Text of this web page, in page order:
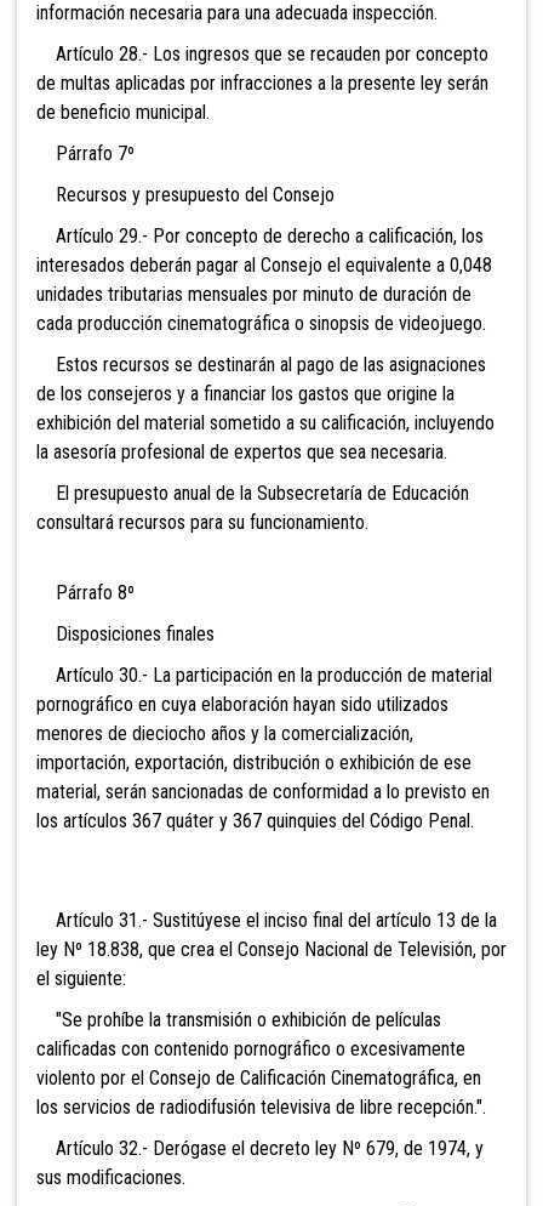
información necesaria para una adecuada inspección.
Artículo 28.- Los ingresos que se recauden por concepto
de multas aplicadas por infracciones a la presente ley serán
de beneficio municipal.
Párrafo 7º
Recursos y presupuesto del Consejo
Artículo 29.- Por concepto de derecho a calificación, los
interesados deberán pagar al Consejo el equivalente a 0,048
unidades tributarias mensuales por minuto de duración de
cada producción cinematográfica o sinopsis de videojuego.
Estos recursos se destinarán al pago de las asignaciones
de los consejeros y a financiar los gastos que origine la
exhibición del material sometido a su calificación, incluyendo
la asesoría profesional de expertos que sea necesaria.
El presupuesto anual de la Subsecretaría de Educación
consultará recursos para su funcionamiento.
Párrafo 8º
Disposiciones finales
Artículo 30.- La participación en la producción de material
pornográfico en cuya elaboración hayan sido utilizados
menores de dieciocho años y la comercialización,
importación, exportación, distribución o exhibición de ese
material, serán sancionadas de conformidad a lo previsto en
los artículos 367 quáter y 367 quinquies del Código Penal.
Artículo 31.- Sustitúyese el inciso final del artículo 13 de la
ley Nº 18.838, que crea el Consejo Nacional de Televisión, por
el siguiente:
"Se prohíbe la transmisión o exhibición de películas
calificadas con contenido pornográfico o excesivamente
violento por el Consejo de Calificación Cinematográfica, en
los servicios de radiodifusión televisiva de libre recepción.".
Artículo 32.- Derógase el decreto ley Nº 679, de 1974, y
sus modificaciones.